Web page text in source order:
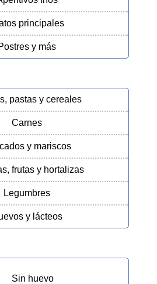
principales
y más
pastas y cereales
Carnes
y mariscos
frutas y hortalizas
Legumbres
y lácteos
Sin huevo